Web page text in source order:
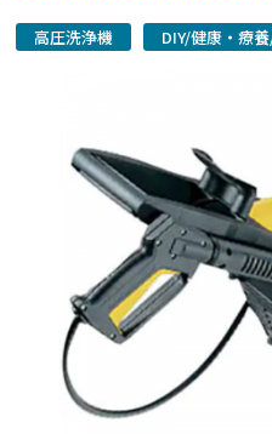
高圧洗浄機 DIY/健康・療